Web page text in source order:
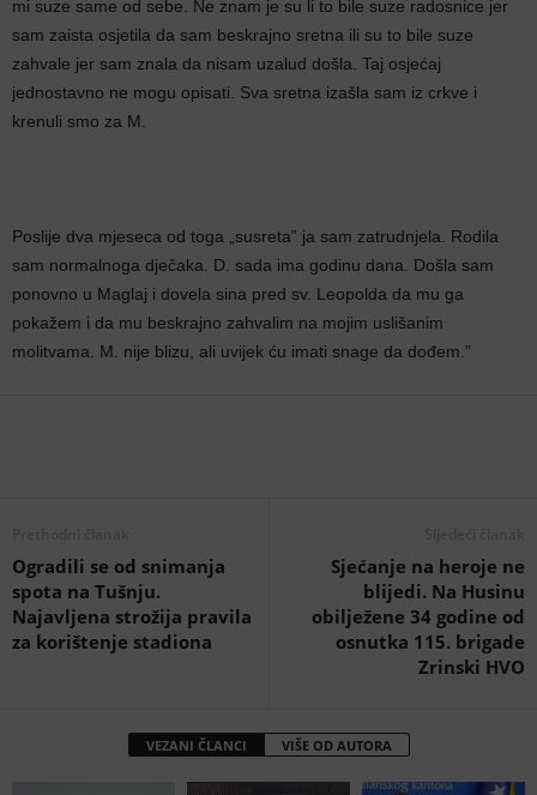
mi suze same od sebe. Ne znam je su li to bile suze radosnice jer
sam zaista osjetila da sam beskrajno sretna ili su to bile suze
zahvale jer sam znala da nisam uzalud došla. Taj osjećaj
jednostavno ne mogu opisati. Sva sretna izašla sam iz crkve i
krenuli smo za M.
Poslije dva mjeseca od toga „susreta” ja sam zatrudnjela. Rodila
sam normalnoga dječaka. D. sada ima godinu dana. Došla sam
ponovno u Maglaj i dovela sina pred sv. Leopolda da mu ga
pokažem i da mu beskrajno zahvalim na mojim uslišanim
molitvama. M. nije blizu, ali uvijek ću imati snage da dođem.”
Ogradili se od snimanja
spota na Tušnju.
Najavljena strožija pravila
za korištenje stadiona
Sjećanje na heroje ne
blijedi. Na Husinu
obilježene 34 godine od
osnutka 115. brigade
Zrinski HVO
VEZANI ČLANCI VIŠE OD AUTORA